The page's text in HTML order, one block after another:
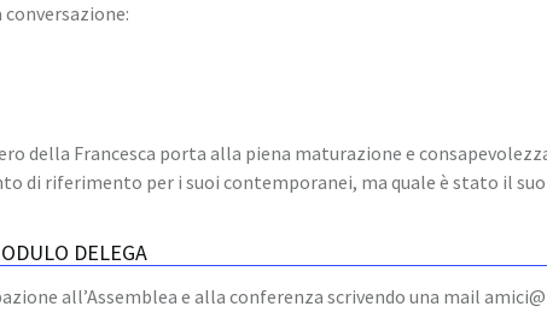
della Francesca porta alla piena maturazione e
di riferimento per i suoi contemporanei, ma quale è stato il
DELEGA
all’Assemblea e alla conferenza scrivendo una mail